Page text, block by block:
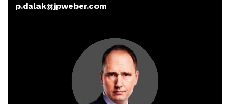
p.dalak@jpweber.com